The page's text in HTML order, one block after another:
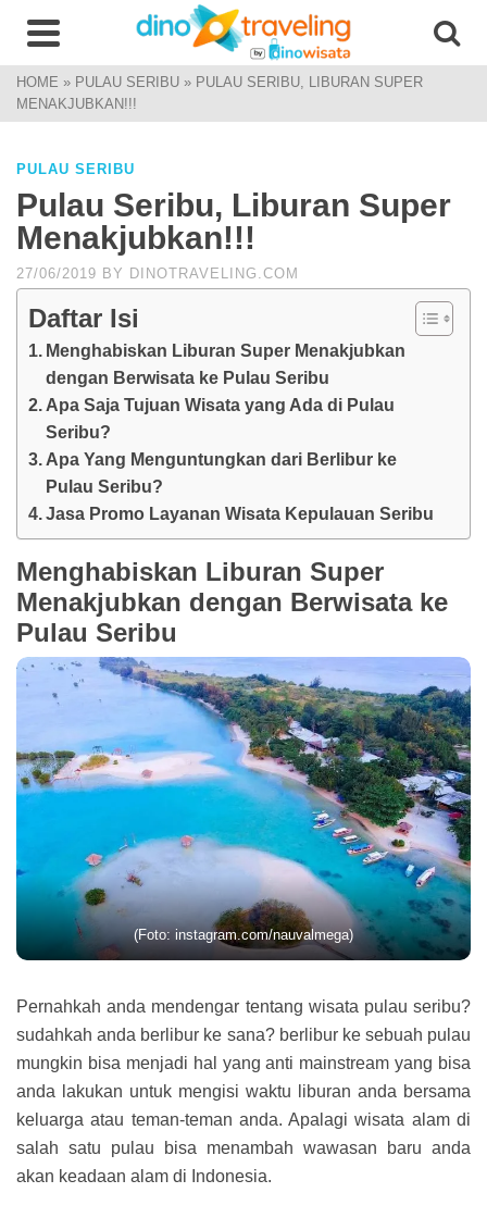
HOME » PULAU SERIBU » PULAU SERIBU, LIBURAN SUPER
MENAKJUBKAN!!!
PULAU SERIBU
Pulau Seribu, Liburan Super
Menakjubkan!!!
27/06/2019 BY DINOTRAVELING.COM
Daftar Isi
Menghabiskan Liburan Super Menakjubkan
dengan Berwisata ke Pulau Seribu
Apa Saja Tujuan Wisata yang Ada di Pulau
Seribu?
Apa Yang Menguntungkan dari Berlibur ke
Pulau Seribu?
Jasa Promo Layanan Wisata Kepulauan Seribu
Menghabiskan Liburan Super
Menakjubkan dengan Berwisata ke
Pulau Seribu
(Foto: instagram.com/nauvalmega)
Pernahkah anda mendengar tentang wisata pulau seribu?
sudahkah anda berlibur ke sana? berlibur ke sebuah pulau
mungkin bisa menjadi hal yang anti mainstream yang bisa
anda lakukan untuk mengisi waktu liburan anda bersama
keluarga atau teman-teman anda. Apalagi wisata alam di
salah satu pulau bisa menambah wawasan baru anda
akan keadaan alam di Indonesia.